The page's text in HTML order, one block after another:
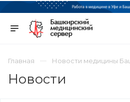
Главная Новости медицины
Новости